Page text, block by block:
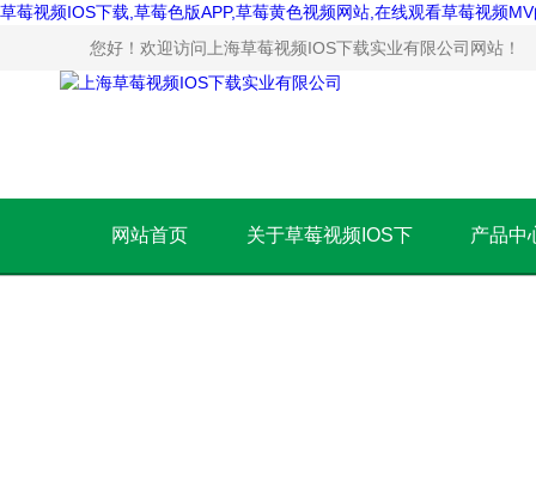
草莓视频IOS下载,草莓色版APP,草莓黄色视频网站,在线观看草莓视频
您好！欢迎访问上海草莓视频IOS下载实业有限公司网站！
网站首页 关于草莓视频IOS下 产品中